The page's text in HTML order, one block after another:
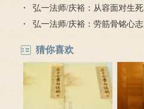
弘一法师/庆裕：从容面对生死
弘一法师/庆裕：劳筋骨铭心志
猜你喜欢